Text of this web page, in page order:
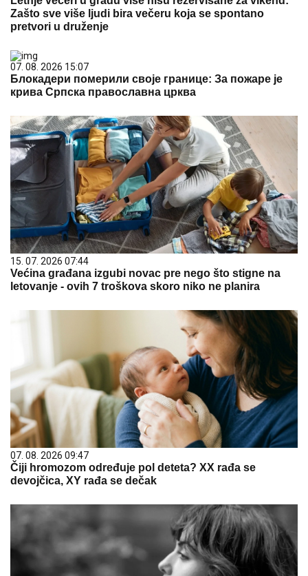
Zašto sve više ljudi bira večeru koja se spontano
pretvori u druženje
07. 08. 2026 15:07
Блокадери померили своје границе: За пожаре је
крива Српска православна црква
15. 07. 2026 07:44
Većina građana izgubi novac pre nego što stigne na
letovanje - ovih 7 troškova skoro niko ne planira
07. 08. 2026 09:47
Čiji hromozom određuje pol deteta? XX rađa se
devojčica, XY rađa se dečak